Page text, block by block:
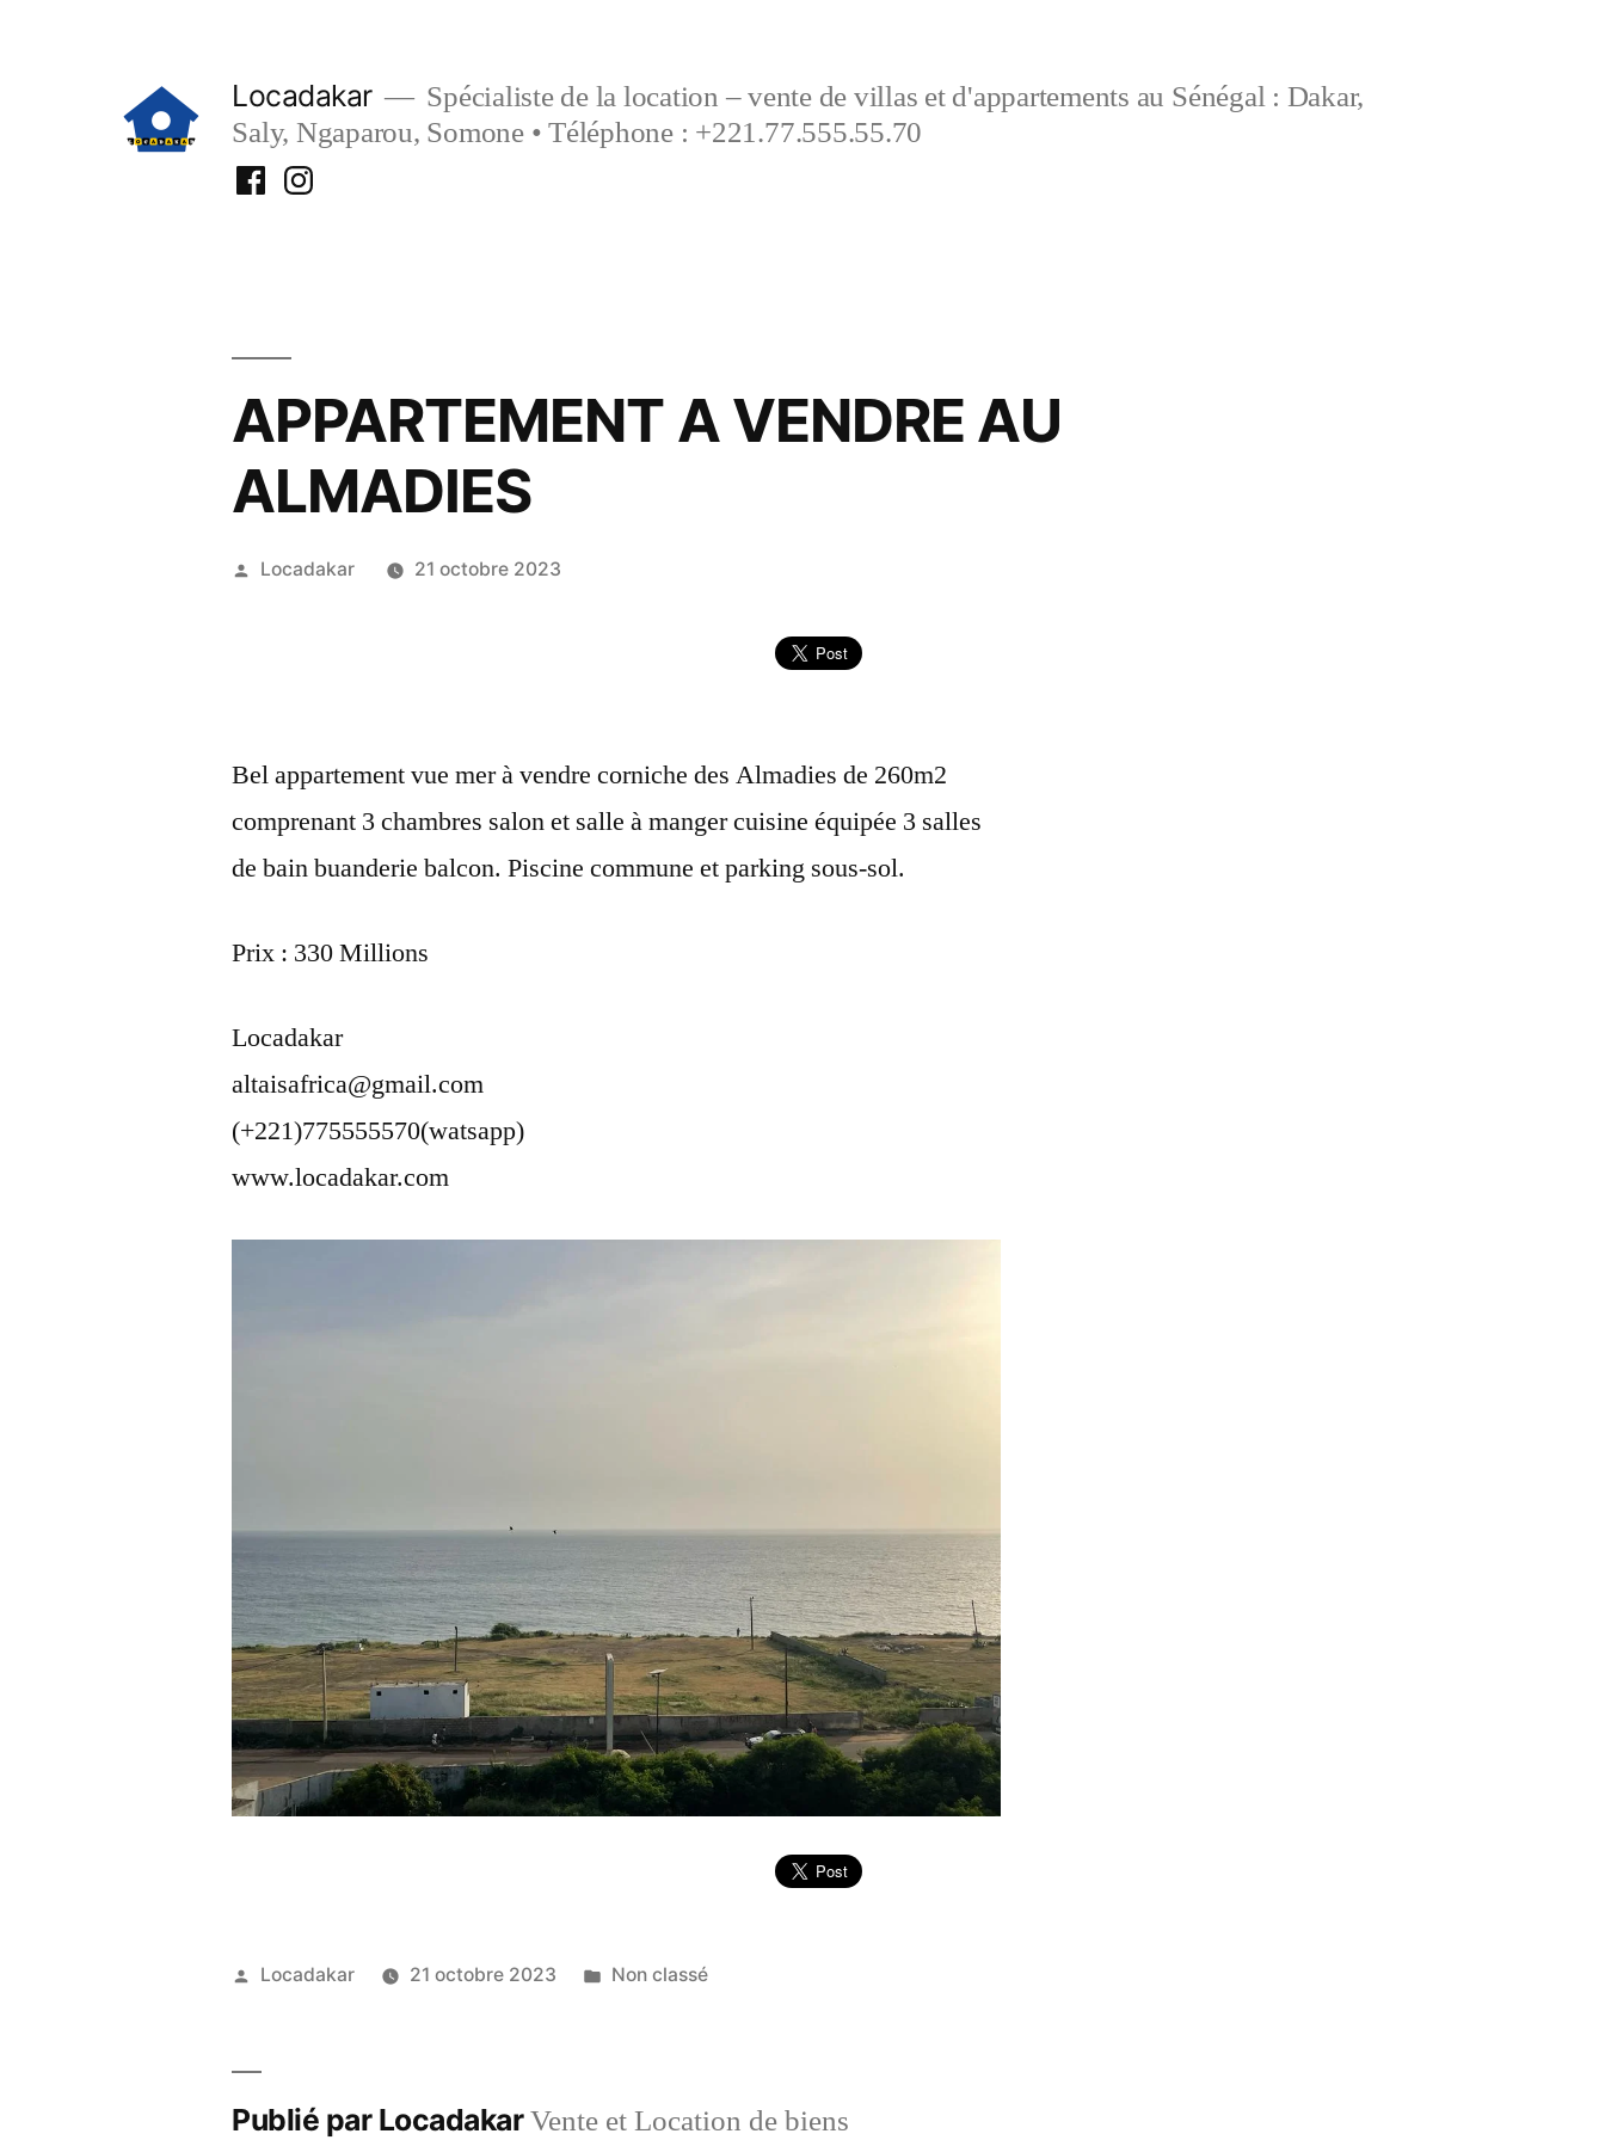
Locadakar
Spécialiste de la location – vente de villas et d'appartements au Sénégal : Dakar,
Saly, Ngaparou, Somone • Téléphone : +221.77.555.55.70
FacebookInstagram
APPARTEMENT A VENDRE AU
ALMADIES
Publié
Locadakar 21 octobre 2023
Bel appartement vue mer à vendre corniche des Almadies de 260m2
comprenant 3 chambres salon et salle à manger cuisine équipée 3 salles
de bain buanderie balcon. Piscine commune et parking sous-sol.
Prix : 330 Millions
Locadakar
altaisafrica@gmail.com
(+221)775555570(watsapp)
www.locadakar.com
Publié
Locadakar 21 octobre 2023
Publié
Non classé
Publié par LocadakarVente et Location de biens